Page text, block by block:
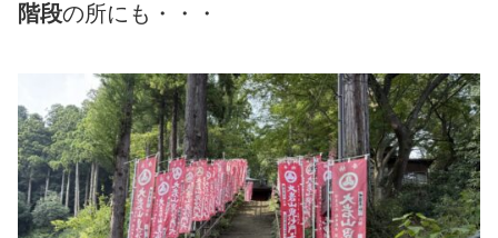
階段の所にも・・・